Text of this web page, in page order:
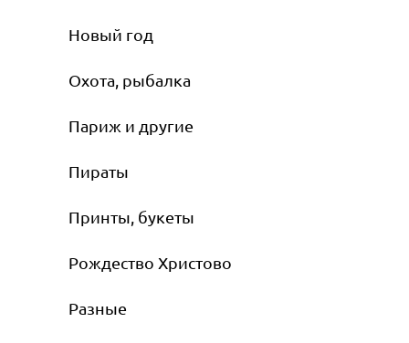
Новый год
Охота, рыбалка
Париж и другие
Пираты
Принты, букеты
Рождество Христово
Разные